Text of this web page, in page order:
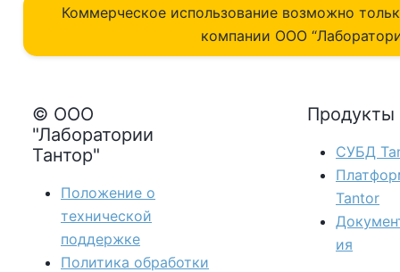
Коммерческое использование возможно
компании ОOO
© ООО
"Лаборатории
Тантор"
Положение о
технической
поддержке
Политика обработки
Продукты
СУБД
Tantor
ия